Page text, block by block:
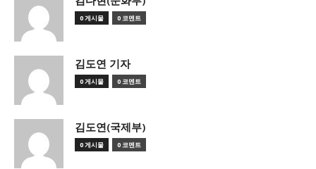
0 게시물 0 코멘트
김도연 기자
0 게시물 0 코멘트
김도연(국제부)
0 게시물 0 코멘트